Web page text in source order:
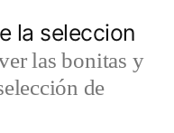
la seleccion
las bonitas y
de